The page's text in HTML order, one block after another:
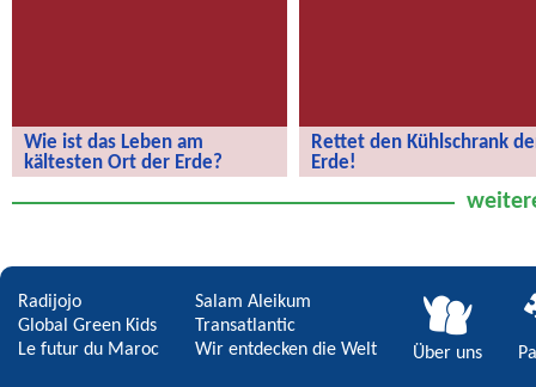
Wie ist das Leben am
kältesten Ort der Erde?
der Erde?
Rettet den Kühlschrank
Erde!
Radijojo
Global Green Kids
Le futur du Maroc
Salam Aleikum
Transatlantic
Wir entdecken die Welt
Über uns